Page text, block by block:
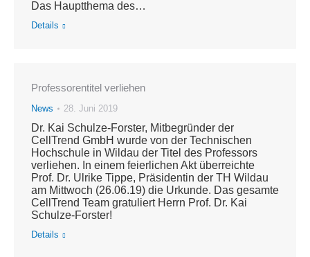
Das Hauptthema des…
Details
Professorentitel verliehen
News 28. Juni 2019
Dr. Kai Schulze-Forster, Mitbegründer der
CellTrend GmbH wurde von der Technischen
Hochschule in Wildau der Titel des Professors
verliehen. In einem feierlichen Akt überreichte
Prof. Dr. Ulrike Tippe, Präsidentin der TH Wildau
am Mittwoch (26.06.19) die Urkunde. Das gesamte
CellTrend Team gratuliert Herrn Prof. Dr. Kai
Schulze-Forster!
Details